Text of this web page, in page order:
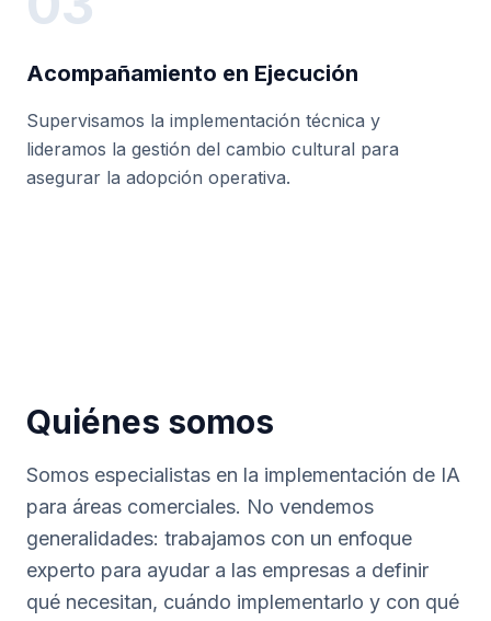
Acompañamiento en Ejecución
Supervisamos la implementación técnica y
lideramos la gestión del cambio cultural para
asegurar la adopción operativa.
Quiénes somos
Somos especialistas en la implementación de IA
para áreas comerciales. No vendemos
generalidades: trabajamos con un enfoque
experto para ayudar a las empresas a definir
qué necesitan, cuándo implementarlo y con qué